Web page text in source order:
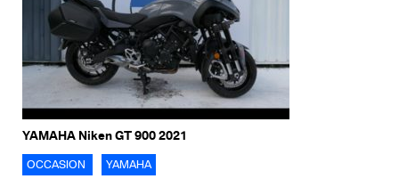
YAMAHA Niken GT 900 2021
OCCASION YAMAHA